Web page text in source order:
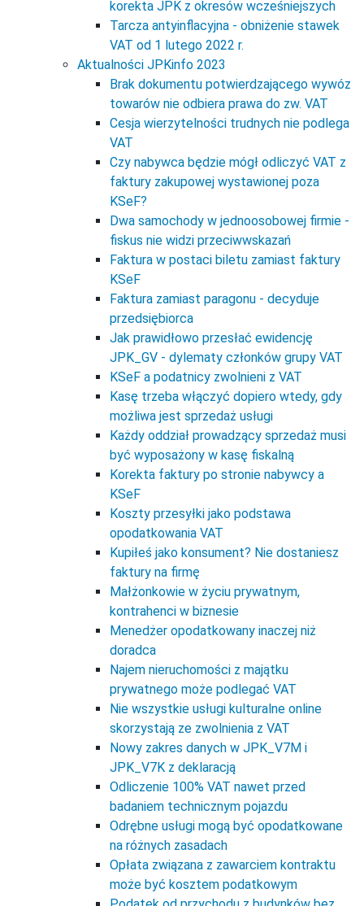
korekta JPK z okresów wcześniejszych
Tarcza antyinflacyjna - obniżenie stawek
VAT od 1 lutego 2022 r.
Aktualności JPKinfo 2023
Brak dokumentu potwierdzającego wywóz
towarów nie odbiera prawa do zw. VAT
Cesja wierzytelności trudnych nie podlega
VAT
Czy nabywca będzie mógł odliczyć VAT z
faktury zakupowej wystawionej poza
KSeF?
Dwa samochody w jednoosobowej firmie -
fiskus nie widzi przeciwwskazań
Faktura w postaci biletu zamiast faktury
KSeF
Faktura zamiast paragonu - decyduje
przedsiębiorca
Jak prawidłowo przesłać ewidencję
JPK_GV - dylematy członków grupy VAT
KSeF a podatnicy zwolnieni z VAT
Kasę trzeba włączyć dopiero wtedy, gdy
możliwa jest sprzedaż usługi
Każdy oddział prowadzący sprzedaż musi
być wyposażony w kasę fiskalną
Korekta faktury po stronie nabywcy a
KSeF
Koszty przesyłki jako podstawa
opodatkowania VAT
Kupiłeś jako konsument? Nie dostaniesz
faktury na firmę
Małżonkowie w życiu prywatnym,
kontrahenci w biznesie
Menedżer opodatkowany inaczej niż
doradca
Najem nieruchomości z majątku
prywatnego może podlegać VAT
Nie wszystkie usługi kulturalne online
skorzystają ze zwolnienia z VAT
Nowy zakres danych w JPK_V7M i
JPK_V7K z deklaracją
Odliczenie 100% VAT nawet przed
badaniem technicznym pojazdu
Odrębne usługi mogą być opodatkowane
na różnych zasadach
Opłata związana z zawarciem kontraktu
może być kosztem podatkowym